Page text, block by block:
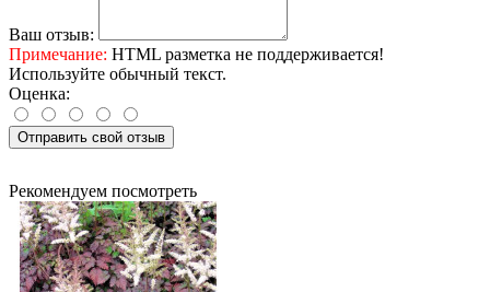
Ваш отзыв:
Примечание: HTML разметка не поддерживается!
Используйте обычный текст.
Оценка:
Отправить свой отзыв
Рекомендуем посмотреть